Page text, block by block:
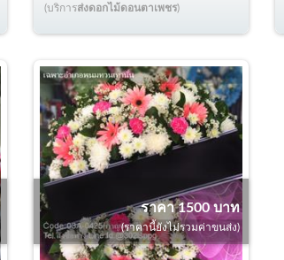
(บริการส่งดอกไม้ดอนตาเพชร)
ราคา 1500 บาท
(ราคานี้ยังไม่รวมค่าขนส่ง)